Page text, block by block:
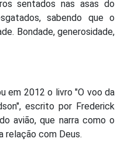
sentados nas asas do
sabendo que o
Bondade, generosidade,
em 2012 o livro "O voo da
escrito por Frederick
avião, que narra como o
relação com Deus.